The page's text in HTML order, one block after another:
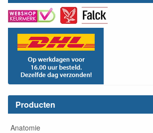
Producten
Anatomie